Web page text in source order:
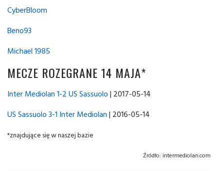
CyberBloom
Beno93
Michael 1985
MECZE ROZEGRANE 14 MAJA*
Inter Mediolan 1-2 US Sassuolo | 2017-05-14
US Sassuolo 3-1 Inter Mediolan | 2016-05-14
*znajdujące się w naszej bazie
Źródło: intermediolan.com